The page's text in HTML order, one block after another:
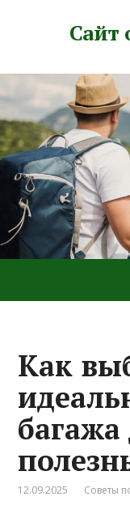
Сайт
Как
12.09.2025 Советы